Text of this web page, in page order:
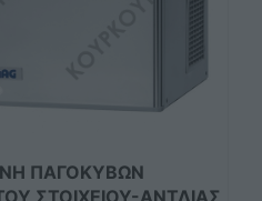
ΠΑΓΟΚΥΒΩΝ
ΣΤΟΙΧΕΙΟΥ-ΑΝΤΛΙΑΣ